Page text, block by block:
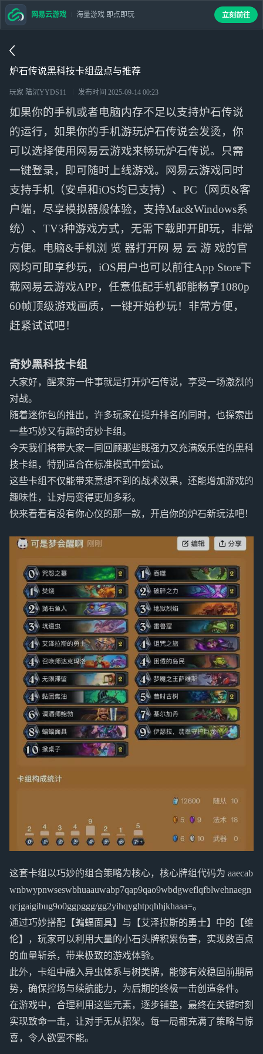
炉石传说黑科技卡组盘点与推荐
玩家 陆沉YYDS11 发布时间 2025-09-14 00:23
如果你的手机或者电脑内存不足以支持炉石传说
的运行，如果你的手机游玩炉石传说会发烫，你
可以选择使用网易云游戏来畅玩炉石传说。只需
一键登录，即可随时上线游戏。网易云游戏同时
支持手机（安卓和iOS均已支持）、PC（网页&客
户端，尽享模拟器般体验，支持Mac&Windows系
统）、TV3种游戏方式，无需下载即开即玩，非常
方便。电脑&手机浏 览 器打开网 易 云 游 戏的官
网均可即享秒玩，iOS用户也可以前往App Store下
载网易云游戏APP，任意低配手机都能畅享1080p
60帧顶级游戏画质，一键开始秒玩！非常方便，
赶紧试试吧！
奇妙黑科技卡组
大家好，醒来第一件事就是打开炉石传说，享受一场激烈的
对战。
随着迷你包的推出，许多玩家在提升排名的同时，也探索出
一些巧妙又有趣的奇妙卡组。
今天我们将带大家一同回顾那些既强力又充满娱乐性的黑科
技卡组，特别适合在标准模式中尝试。
这些卡组不仅能带来意想不到的战术效果，还能增加游戏的
趣味性，让对局变得更加多彩。
快来看看有没有你心仪的那一款，开启你的炉石新玩法吧！
这套卡组以巧妙的组合策略为核心，核心牌组代码为 aaecab
wnbwypnwseswbhuaauwabp7qap9qao9wbdgweflqfblwehnaegn
qcjgaigibug9o0ggpggg/gg2yihqyghtpqhhjkhaaa=。
通过巧妙搭配【蝙蝠面具】与【艾泽拉斯的勇士】中的【维
伦】，玩家可以利用大量的小石头牌积累伤害，实现数百点
的血量斩杀，带来极致的游戏体验。
此外，卡组中融入异虫体系与树类牌，能够有效稳固前期局
势，确保控场与续航能力，为后期的终极一击创造条件。
在游戏中，合理利用这些元素，逐步铺垫，最终在关键时刻
实现致命一击，让对手无从招架。每一局都充满了策略与惊
喜，令人欲罢不能。
网易云游戏 海量游戏 即点即玩 立刻前往